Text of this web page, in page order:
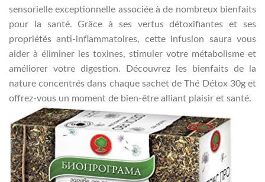
sensorielle exceptionnelle associée à de nombreux bienfaits
pour la santé. Grâce à ses vertus détoxifiantes et ses
propriétés anti-inflammatoires, cette infusion saura vous
aider à éliminer les toxines, stimuler votre métabolisme et
améliorer votre digestion. Découvrez les bienfaits de la
nature concentrés dans chaque sachet de Thé Détox 30g et
offrez-vous un moment de bien-être alliant plaisir et santé.